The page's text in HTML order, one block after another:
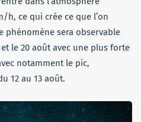
h, ce qui crée ce que l’on
phénomène sera observable
le 20 août avec une plus forte
notamment le pic,
12 au 13 août.